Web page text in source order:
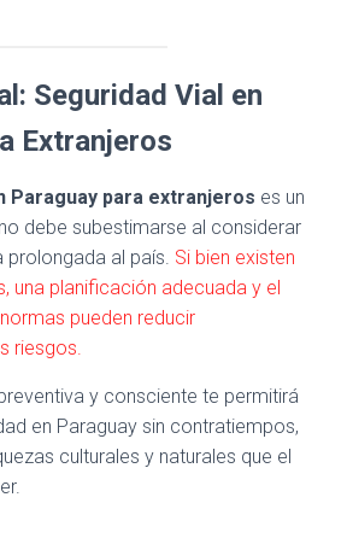
Seguridad Vial en
Extranjeros
Paraguay para extranjeros es un
debe subestimarse al considerar
prolongada al país. Si bien existen
una planificación adecuada y el
pueden reducir
riesgos.
y consciente te permitirá
en Paraguay sin contratiempos,
culturales y naturales que el